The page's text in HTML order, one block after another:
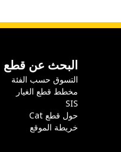
البحث عن قطع
التسوق حسب الفئة
مخطط قطع الغيار
SIS
حول قطع Cat
خريطة الموقع